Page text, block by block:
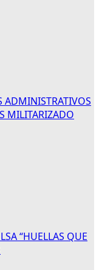
ADMINISTRATIVOS
MILITARIZADO
“HUELLAS QUE